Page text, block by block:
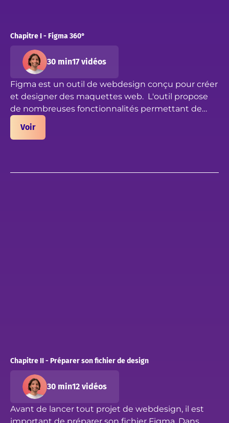
Chapitre I - Figma 360°
30 min17 vidéos
Figma est un outil de webdesign conçu pour créer
et designer des maquettes web. L'outil propose
de nombreuses fonctionnalités permettant de
gérer des éléments vectoriels, matriciels, de créer
des wireframe, des maquettes UI, des prototypes
Dans ce chapitre nous faisons un tour à 360° des
utilisations de Figma et de son interface :
Exemples d'utilisation de Figma
Voir
Chapitre II - Préparer son fichier de design
30 min12 vidéos
Avant de lancer tout projet de webdesign, il est